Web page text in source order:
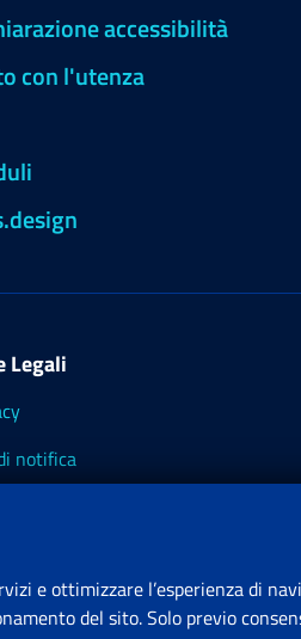
accessibilità
con l'utenza
Legali
notifica
e ottimizzare l’esperienza di
del sito. Solo previo